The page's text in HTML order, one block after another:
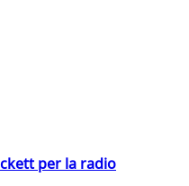
per la radio